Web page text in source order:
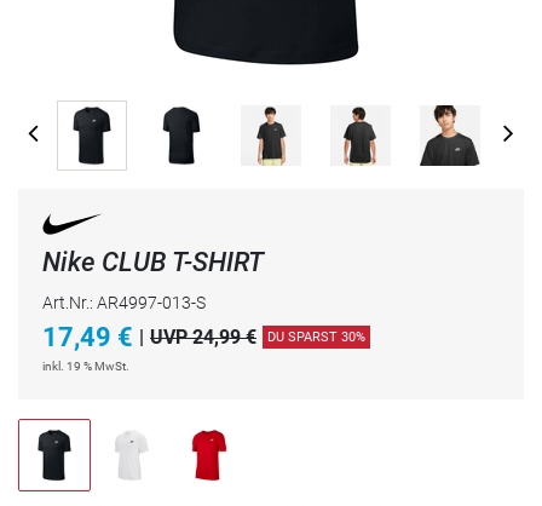
Nike CLUB T-SHIRT
Art.Nr.: AR4997-013-S
17,49 € | UVP 24,99 € DU SPARST 30%
inkl. 19 % MwSt.